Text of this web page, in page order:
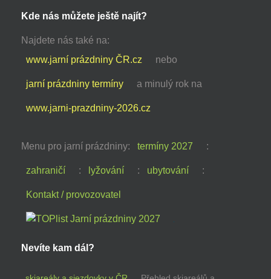
Kde nás můžete ještě najít?
Najdete nás také na:
www.jarní prázdniny ČR.cz
nebo
jarní prázdniny termíny a minulý rok na
www.jarni-prazdniny-2026.cz
Menu pro jarní prázdniny: termíny 2027 :
zahraničí : lyžování : ubytování :
Kontakt / provozovatel
Nevíte kam dál?